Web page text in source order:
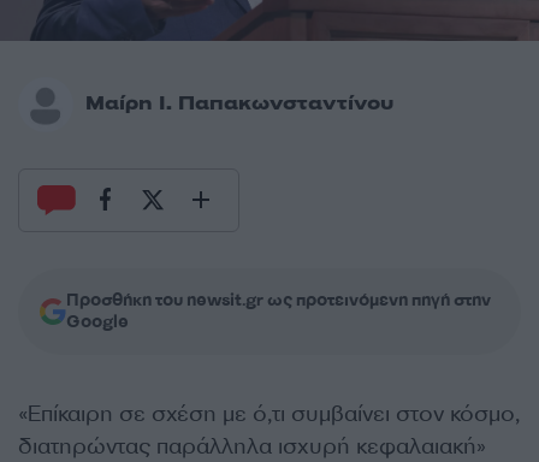
Μαίρη Ι. Παπακωνσταντίνου
Προσθήκη του newsit.gr ως προτεινόμενη πηγή στην
Google
«Επίκαιρη σε σχέση με ό,τι συμβαίνει στον κόσμο,
διατηρώντας παράλληλα ισχυρή κεφαλαιακή»